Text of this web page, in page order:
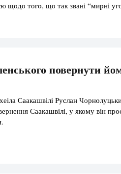
щодо того, що так звані “мирні
В країні є побоювання,
повернути
Саакашвілі Руслан
Саакашвілі, у якому він